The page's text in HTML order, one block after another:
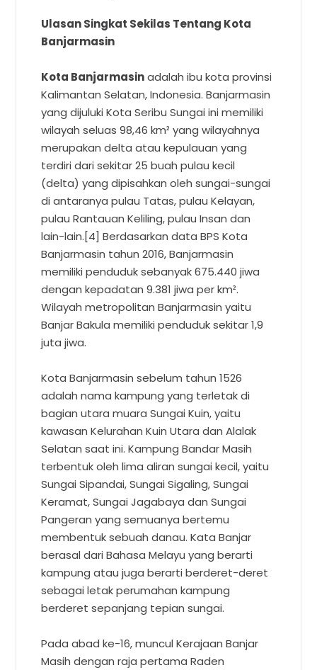
Ulasan Singkat Sekilas Tentang Kota
Banjarmasin
Kota Banjarmasin adalah ibu kota provinsi
Kalimantan Selatan, Indonesia. Banjarmasin
yang dijuluki Kota Seribu Sungai ini memiliki
wilayah seluas 98,46 km² yang wilayahnya
merupakan delta atau kepulauan yang
terdiri dari sekitar 25 buah pulau kecil
(delta) yang dipisahkan oleh sungai-sungai
di antaranya pulau Tatas, pulau Kelayan,
pulau Rantauan Keliling, pulau Insan dan
lain-lain.[4] Berdasarkan data BPS Kota
Banjarmasin tahun 2016, Banjarmasin
memiliki penduduk sebanyak 675.440 jiwa
dengan kepadatan 9.381 jiwa per km².
Wilayah metropolitan Banjarmasin yaitu
Banjar Bakula memiliki penduduk sekitar 1,9
juta jiwa.
Kota Banjarmasin sebelum tahun 1526
adalah nama kampung yang terletak di
bagian utara muara Sungai Kuin, yaitu
kawasan Kelurahan Kuin Utara dan Alalak
Selatan saat ini. Kampung Bandar Masih
terbentuk oleh lima aliran sungai kecil, yaitu
Sungai Sipandai, Sungai Sigaling, Sungai
Keramat, Sungai Jagabaya dan Sungai
Pangeran yang semuanya bertemu
membentuk sebuah danau. Kata Banjar
berasal dari Bahasa Melayu yang berarti
kampung atau juga berarti berderet-deret
sebagai letak perumahan kampung
berderet sepanjang tepian sungai.
Pada abad ke-16, muncul Kerajaan Banjar
Masih dengan raja pertama Raden